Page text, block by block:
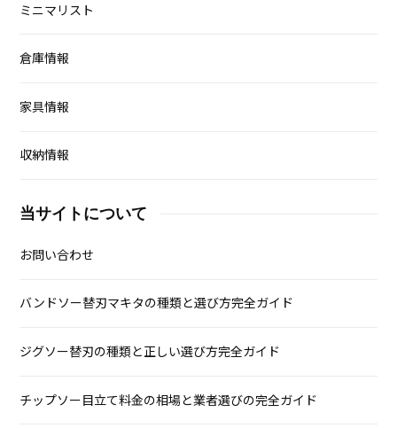
ミニマリスト
倉庫情報
家具情報
収納情報
当サイトについて
お問い合わせ
バンドソー替刃マキタの種類と選び方完全ガイド
ジグソー替刃の種類と正しい選び方完全ガイド
チップソー目立て料金の相場と業者選びの完全ガイド